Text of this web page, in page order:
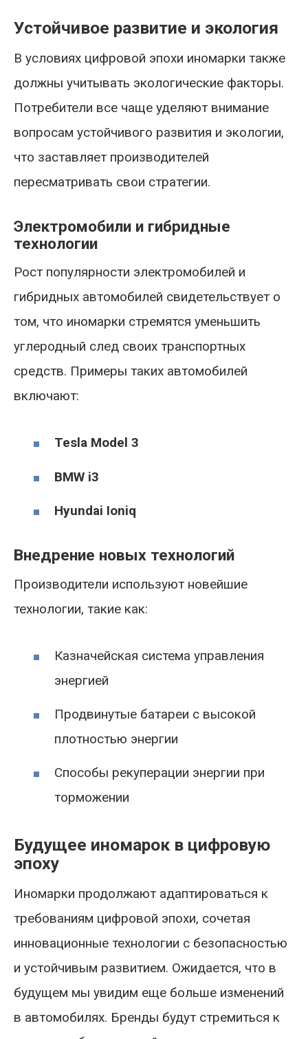
Устойчивое развитие и экология
В условиях цифровой эпохи иномарки также
должны учитывать экологические факторы.
Потребители все чаще уделяют внимание
вопросам устойчивого развития и экологии,
что заставляет производителей
пересматривать свои стратегии.
Электромобили и гибридные
технологии
Рост популярности электромобилей и
гибридных автомобилей свидетельствует о
том, что иномарки стремятся уменьшить
углеродный след своих транспортных
средств. Примеры таких автомобилей
включают:
Tesla Model 3
BMW i3
Hyundai Ioniq
Внедрение новых технологий
Производители используют новейшие
технологии, такие как:
Казначейская система управления
энергией
Продвинутые батареи с высокой
плотностью энергии
Способы рекуперации энергии при
торможении
Будущее иномарок в цифровую
эпоху
Иномарки продолжают адаптироваться к
требованиям цифровой эпохи, сочетая
инновационные технологии с безопасностью
и устойчивым развитием. Ожидается, что в
будущем мы увидим еще больше изменений
в автомобилях. Бренды будут стремиться к